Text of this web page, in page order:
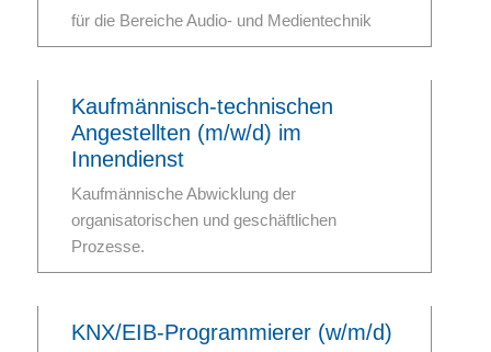
für die Bereiche Audio- und Medientechnik
Kaufmännisch-technischen
Angestellten (m/w/d) im
Innendienst
Kaufmännische Abwicklung der
organisatorischen und geschäftlichen
Prozesse.
KNX/EIB-Programmierer (w/m/d)